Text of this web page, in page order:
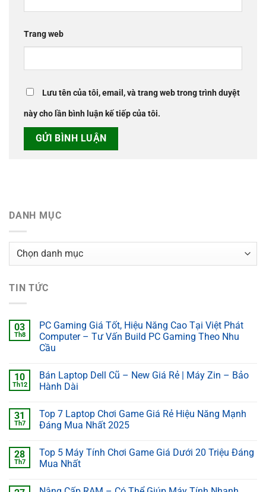
Trang web
Lưu tên của tôi, email, và trang web trong trình duyệt
này cho lần bình luận kế tiếp của tôi.
DANH MỤC
Danh
mục
TIN TỨC
03
Th8
PC Gaming Giá Tốt, Hiệu Năng Cao Tại Việt Phát
Computer – Tư Vấn Build PC Gaming Theo Nhu
Cầu
10
Th12
Bán Laptop Dell Cũ – New Giá Rẻ | Máy Zin – Bảo
Hành Dài
31
Th7
Top 7 Laptop Chơi Game Giá Rẻ Hiệu Năng Mạnh
Đáng Mua Nhất 2025
28
Th7
Top 5 Máy Tính Chơi Game Giá Dưới 20 Triệu Đáng
Mua Nhất